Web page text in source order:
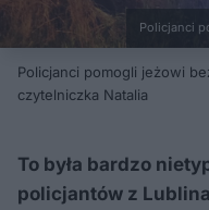
Policjanci
Policjanci pomogli jeżowi
czytelniczka Natalia
To była bardzo
policjantów z